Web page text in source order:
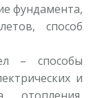
фундамента,
способ
– способы
и